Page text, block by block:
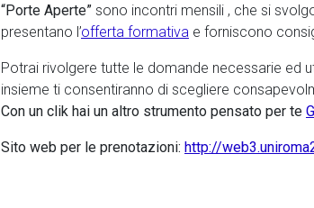
“Porte Aperte” sono incontri mensili , che si
presentano l’offerta formativa e forniscono
Potrai rivolgere tutte le domande necessarie ed
insieme ti consentiranno di scegliere
Con un clik hai un altro strumento pensato per te
Sito web per le prenotazioni: http://